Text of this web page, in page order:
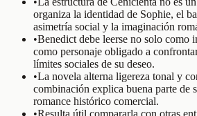
organiza la identidad de Sophie, el
asimetría social y la imaginación
•Benedict debe leerse no solo como
como personaje obligado a
límites sociales de su deseo.
•La novela alterna ligereza tonal y
combinación explica buena parte de
romance histórico comercial.
•Resulta útil compararla con otras